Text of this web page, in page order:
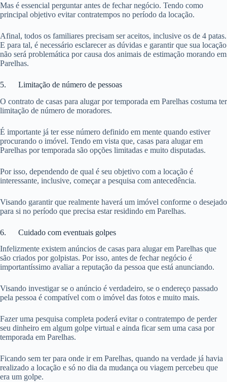
Mas é essencial perguntar antes de fechar negócio. Tendo como
principal objetivo evitar contratempos no período da locação.
Afinal, todos os familiares precisam ser aceitos, inclusive os de 4 patas.
E para tal, é necessário esclarecer as dúvidas e garantir que sua locação
não será problemática por causa dos animais de estimação morando em
Parelhas.
5. Limitação de número de pessoas
O contrato de casas para alugar por temporada em Parelhas costuma ter
limitação de número de moradores.
É importante já ter esse número definido em mente quando estiver
procurando o imóvel. Tendo em vista que, casas para alugar em
Parelhas por temporada são opções limitadas e muito disputadas.
Por isso, dependendo de qual é seu objetivo com a locação é
interessante, inclusive, começar a pesquisa com antecedência.
Visando garantir que realmente haverá um imóvel conforme o desejado
para si no período que precisa estar residindo em Parelhas.
6. Cuidado com eventuais golpes
Infelizmente existem anúncios de casas para alugar em Parelhas que
são criados por golpistas. Por isso, antes de fechar negócio é
importantíssimo avaliar a reputação da pessoa que está anunciando.
Visando investigar se o anúncio é verdadeiro, se o endereço passado
pela pessoa é compatível com o imóvel das fotos e muito mais.
Fazer uma pesquisa completa poderá evitar o contratempo de perder
seu dinheiro em algum golpe virtual e ainda ficar sem uma casa por
temporada em Parelhas.
Ficando sem ter para onde ir em Parelhas, quando na verdade já havia
realizado a locação e só no dia da mudança ou viagem percebeu que
era um golpe.